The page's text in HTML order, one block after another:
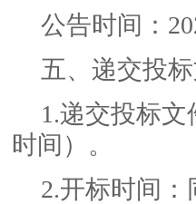
公告时间：
五、递交投
1.递交投标文
时间）。
2.开标时间